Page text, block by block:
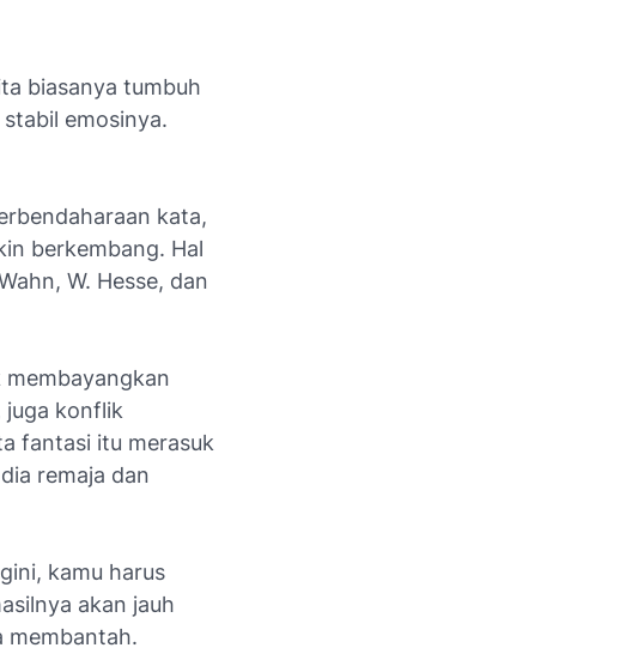
biasanya tumbuh
emosinya.
kata,
berkembang. Hal
W. Hesse, dan
konflik
fantasi itu merasuk
remaja dan
kamu harus
akan jauh
membantah.